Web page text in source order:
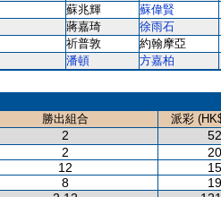
蘇兆輝 蘇偉賢
蔣嘉琦 徐雨石
祈普敦 約翰摩亞
潘頓
方嘉柏
勝出組合
派彩
2
2
12
8